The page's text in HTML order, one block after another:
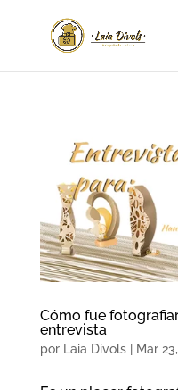
Cómo fue
entrevista
por Laia Divols| Mar